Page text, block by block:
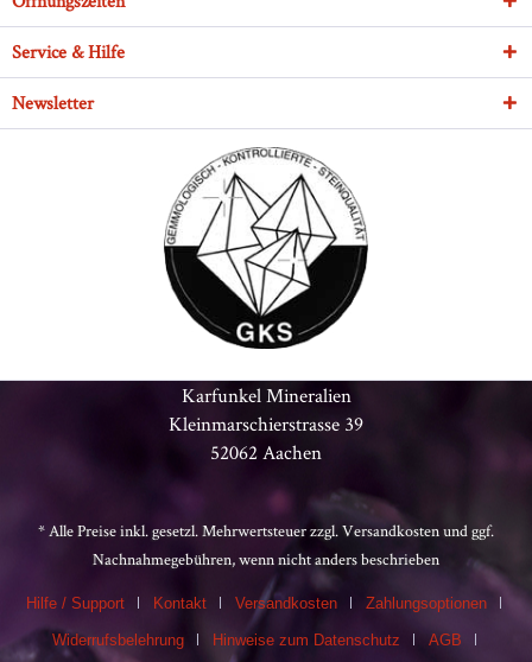
Service & Hilfe
Newsletter
Karfunkel Mineralien
Kleinmarschierstrasse 39
52062 Aachen
* Alle Preise inkl. gesetzl. Mehrwertsteuer zzgl.Versandkostenund ggf.
Nachnahmegebühren, wenn nicht anders beschrieben
Hilfe / Support Kontakt Versandkosten Zahlungsoptionen
Widerrufsbelehrung Hinweise zum Datenschutz AGB